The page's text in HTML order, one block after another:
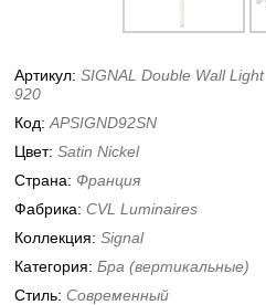
Артикул: SIGNAL Double Wall Light
920
Код: APSIGND92SN
Цвет: Satin Nickel
Страна: Франция
Фабрика: CVL Luminaires
Коллекция: Signal
Категория: Бра (вертикальные)
Стиль: Современный